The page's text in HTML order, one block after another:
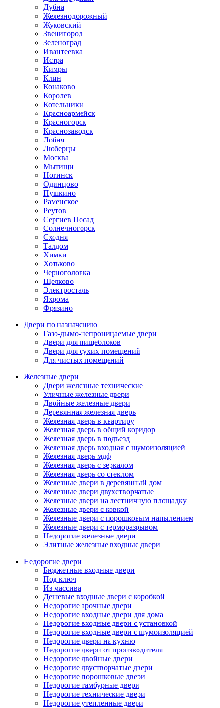
Дубна
Железнодорожный
Жуковский
Звенигород
Зеленоград
Ивантеевка
Истра
Кимры
Клин
Конаково
Королев
Котельники
Красноармейск
Красногорск
Краснозаводск
Лобня
Люберцы
Москва
Мытищи
Ногинск
Одинцово
Пушкино
Раменское
Реутов
Сергиев Посад
Солнечногорск
Сходня
Талдом
Химки
Хотьково
Черноголовка
Щелково
Электросталь
Яхрома
Фрязино
Двери по назначению
Газо-дымо-непроницаемые двери
Двери для пищеблоков
Двери для сухих помещений
Для чистых помещений
Железные двери
Двери железные технические
Уличные железные двери
Двойные железные двери
Деревянная железная дверь
Железная дверь в квартиру
Железная дверь в общий коридор
Железная дверь в подъезд
Железная дверь входная с шумоизоляцией
Железная дверь мдф
Железная дверь с зеркалом
Железная дверь со стеклом
Железные двери в деревянный дом
Железные двери двухстворчатые
Железные двери на лестничную площадку
Железные двери с ковкой
Железные двери с порошковым напылением
Железные двери с терморазрывом
Недорогие железные двери
Элитные железные входные двери
Недорогие двери
Бюджетные входные двери
Под ключ
Из массива
Дешевые входные двери с коробкой
Недорогие арочные двери
Недорогие входные двери для дома
Недорогие входные двери с установкой
Недорогие входные двери с шумоизоляцией
Недорогие двери на кухню
Недорогие двери от производителя
Недорогие двойные двери
Недорогие двустворчатые двери
Недорогие порошковые двери
Недорогие тамбурные двери
Недорогие технические двери
Недорогие утепленные двери